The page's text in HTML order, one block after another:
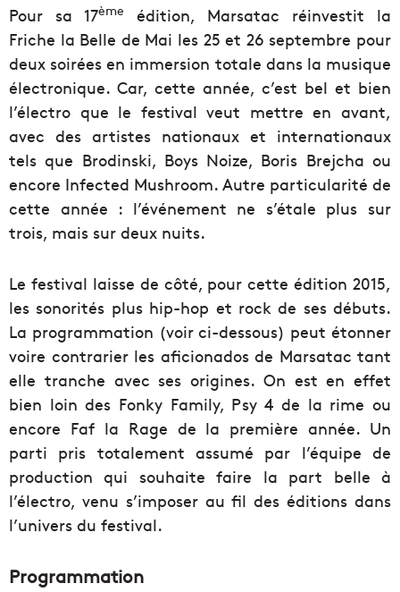
Pour sa 17ème
édition, Marsatac réinvestit la
Friche la Belle de Mai les 25 et 26 septembre pour
deux soirées en immersion totale dans la musique
électronique. Car, cette année, c’est bel et bien
l’électro que le festival veut mettre en avant,
avec des artistes nationaux et internationaux
tels que Brodinski, Boys Noize, Boris Brejcha ou
encore Infected Mushroom. Autre particularité de
cette année : l’événement ne s’étale plus sur
trois, mais sur deux nuits.
Le festival laisse de côté, pour cette édition 2015,
les sonorités plus hip-hop et rock de ses débuts.
La programmation (voir ci-dessous) peut étonner
voire contrarier les aficionados de Marsatac tant
elle tranche avec ses origines. On est en effet
bien loin des Fonky Family, Psy 4 de la rime ou
encore Faf la Rage de la première année. Un
parti pris totalement assumé par l’équipe de
production qui souhaite faire la part belle à
l’électro, venu s’imposer au fil des éditions dans
l’univers du festival.
Programmation